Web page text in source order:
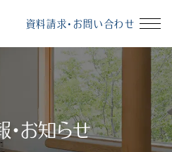
資料請求・お問い合わせ
資料請求・お問い合わせ
無料相談会
・お知らせ